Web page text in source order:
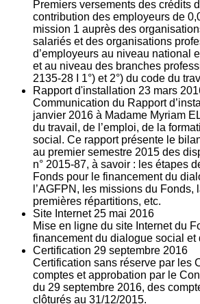
Premiers versements des crédits
contribution des employeurs de
mission 1 auprès des
salariés et des organisations
d’employeurs au niveau national
et au niveau des branches
2135‐28 I 1°) et 2°) du code du
Rapport d'installation 23 mars
Communication du Rapport
janvier 2016 à Madame Myriam
du travail, de l’emploi, de la
social. Ce rapport présente le
au premier semestre 2015 des
n° 2015-87, à savoir : les étapes
Fonds pour le financement du
l’AGFPN, les missions du
premières répartitions, etc.
Site Internet 25 mai 2016
Mise en ligne du site Internet du
financement du dialogue social et
Certification 29 septembre 2016
Certification sans réserve par les
comptes et approbation par le
du 29 septembre 2016, des
clôturés au 31/12/2015.